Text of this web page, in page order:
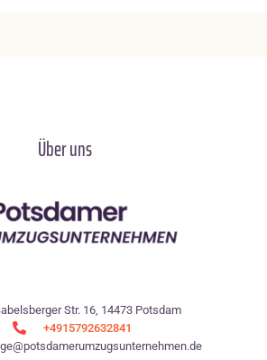
Über uns
Str. 16, 14473 Potsdam
+4915792632841